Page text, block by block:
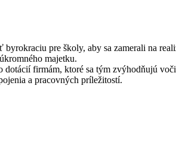
pre školy, aby sa zamerali na
majetku.
dotácií firmám, ktoré sa tým zvýhodňujú
a pracovných príležitostí.